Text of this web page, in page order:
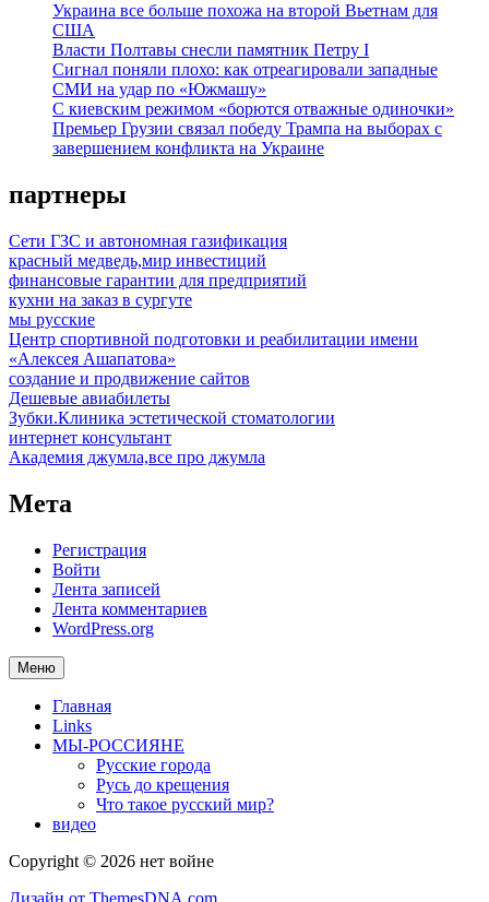
Украина все больше похожа на второй Вьетнам для
США
Власти Полтавы снесли памятник Петру I
Сигнал поняли плохо: как отреагировали западные
СМИ на удар по «Южмашу»
С киевским режимом «борются отважные одиночки»
Премьер Грузии связал победу Трампа на выборах с
завершением конфликта на Украине
партнеры
Сети ГЗС и автономная газификация
красный медведь,мир инвестиций
финансовые гарантии для предприятий
кухни на заказ в сургуте
мы русские
Центр спортивной подготовки и реабилитации имени
«Алексея Ашапатова»
создание и продвижение сайтов
Дешевые авиабилеты
Зубки.Клиника эстетической стоматологии
интернет консультант
Академия джумла,все про джумла
Мета
Регистрация
Войти
Лента записей
Лента комментариев
WordPress.org
Меню
Главная
Links
МЫ-РОССИЯНЕ
Русские города
Русь до крещения
Что такое русский мир?
видео
Copyright © 2026 нет войне
Дизайн от ThemesDNA.com